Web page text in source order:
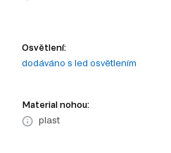
Osvětlení:
dodáváno s led osvětlením
Material nohou:
plast